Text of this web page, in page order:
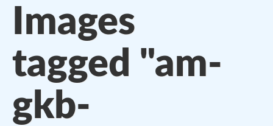
Images
tagged "am-
gkb-